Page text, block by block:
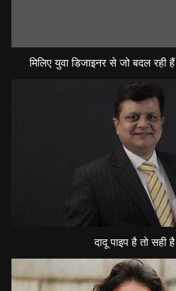
मिलिए युवा डिजाइनर से जो बदल रही
दादू पाइप है तो सही है